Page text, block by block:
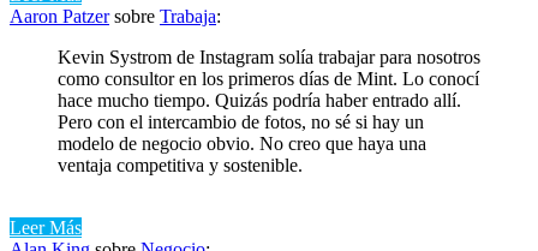
Aaron Patzersobre Trabaja:
Kevin Systrom de Instagram solía trabajar para nosotros
como consultor en los primeros días de Mint. Lo conocí
hace mucho tiempo. Quizás podría haber entrado allí.
Pero con el intercambio de fotos, no sé si hay un
modelo de negocio obvio. No creo que haya una
ventaja competitiva y sostenible.
Leer Más